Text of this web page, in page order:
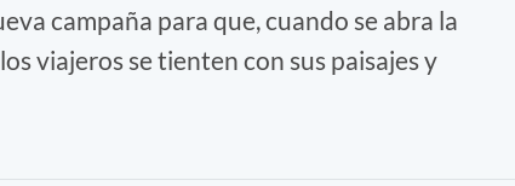
campaña para que, cuando se abra la
viajeros se tienten con sus paisajes y